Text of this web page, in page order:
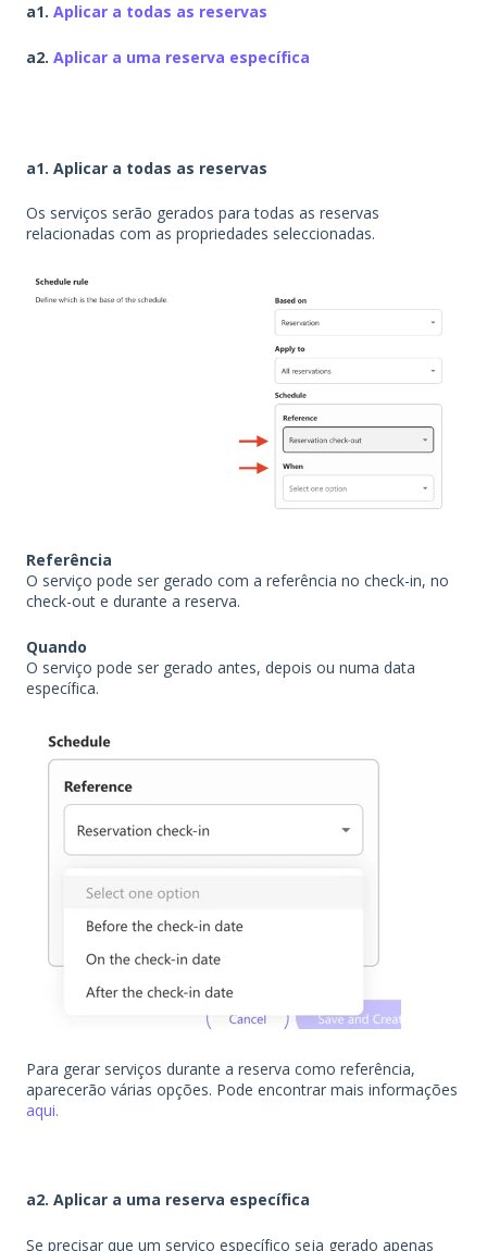
a1. Aplicar a todas as reservas
a2. Aplicar a uma reserva específica
a1. Aplicar a todas as reservas
Os serviços serão gerados para todas as reservas
relacionadas com as propriedades seleccionadas.
Referência
O serviço pode ser gerado com a referência no check-in, no
check-out e durante a reserva.
Quando
O serviço pode ser gerado antes, depois ou numa data
específica.
Para gerar serviços durante a reserva como referência,
aparecerão várias opções. Pode encontrar mais informações
aqui.
a2. Aplicar a uma reserva específica
Se precisar que um serviço específico seja gerado apenas